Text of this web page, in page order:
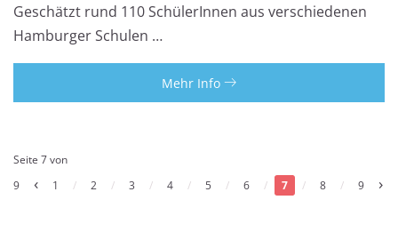
Geschätzt rund 110 SchülerInnen aus verschiedenen
Hamburger Schulen …
Mehr Info
Seite 7 von
9
‹ 1 / 2 / 3 / 4 / 5 / 6 / 7 / 8 / 9 ›